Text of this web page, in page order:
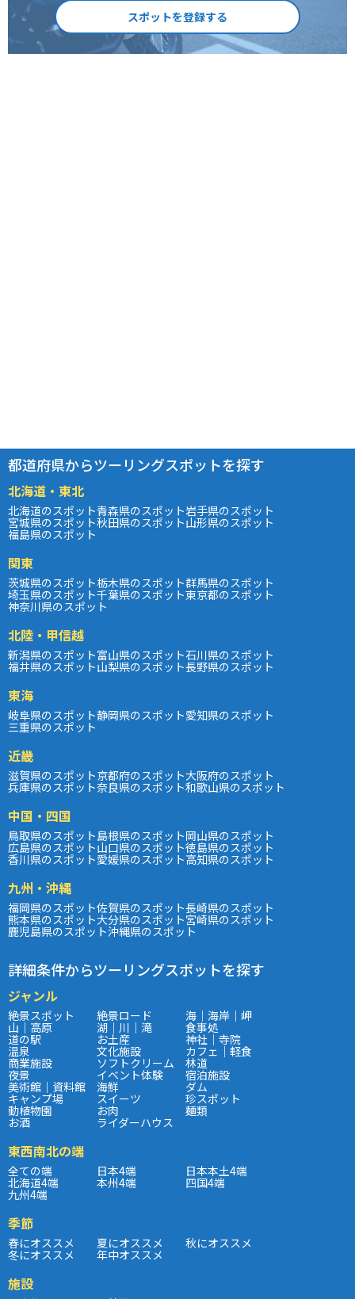
スポットを登録する
都道府県からツーリングスポットを探す
北海道・東北
北海道のスポット青森県のスポット岩手県のスポット
宮城県のスポット秋田県のスポット山形県のスポット
福島県のスポット
関東
茨城県のスポット栃木県のスポット群馬県のスポット
埼玉県のスポット千葉県のスポット東京都のスポット
神奈川県のスポット
北陸・甲信越
新潟県のスポット富山県のスポット石川県のスポット
福井県のスポット山梨県のスポット長野県のスポット
東海
岐阜県のスポット静岡県のスポット愛知県のスポット
三重県のスポット
近畿
滋賀県のスポット京都府のスポット大阪府のスポット
兵庫県のスポット奈良県のスポット和歌山県のスポット
中国・四国
鳥取県のスポット島根県のスポット岡山県のスポット
広島県のスポット山口県のスポット徳島県のスポット
香川県のスポット愛媛県のスポット高知県のスポット
九州・沖縄
福岡県のスポット佐賀県のスポット長崎県のスポット
熊本県のスポット大分県のスポット宮崎県のスポット
鹿児島県のスポット沖縄県のスポット
詳細条件からツーリングスポットを探す
ジャンル
絶景スポット 絶景ロード 海｜海岸｜岬
山｜高原 湖｜川｜滝 食事処
道の駅 お土産 神社｜寺院
温泉 文化施設 カフェ｜軽食
商業施設 ソフトクリーム 林道
夜景 イベント体験 宿泊施設
美術館｜資料館 海鮮 ダム
キャンプ場 スイーツ 珍スポット
動植物園 お肉 麺類
お酒 ライダーハウス
東西南北の端
全ての端 日本4端 日本本土4端
北海道4端 本州4端 四国4端
九州4端
季節
春にオススメ 夏にオススメ 秋にオススメ
冬にオススメ 年中オススメ
施設